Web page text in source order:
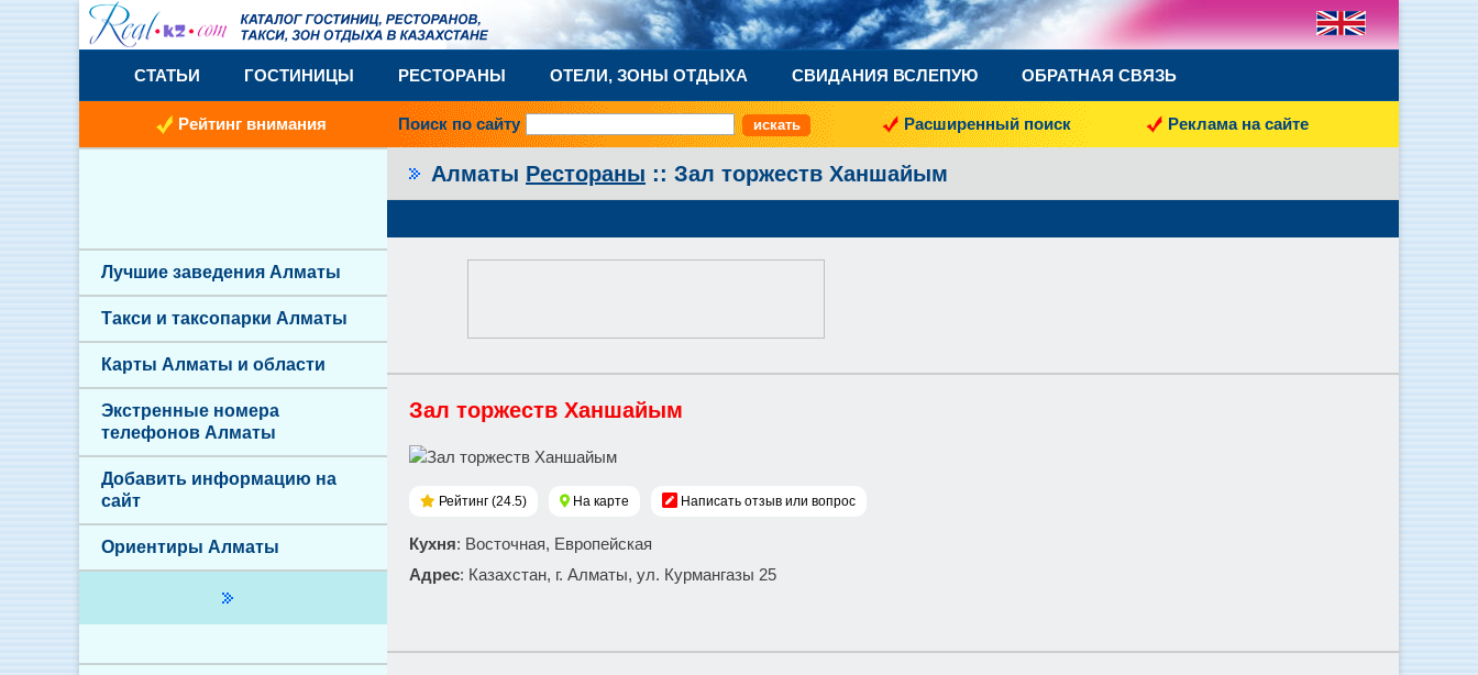
СТАТЬИ ГОСТИНИЦЫ РЕСТОРАНЫ ОТЕЛИ, ЗОНЫ ОТДЫХА СВИДАНИЯ ВСЛЕПУЮ ОБРАТНАЯ СВЯЗЬ
Рейтинг внимания Поиск по сайту Расширенный поиск Реклама на сайте
Алматы Рестораны :: Зал торжеств Ханшайым
Зал торжеств Ханшайым
Рейтинг (24.5) На карте Написать отзыв или вопрос
Кухня: Восточная, Европейская
Адрес: Казахстан, г. Алматы, ул. Курмангазы 25
Лучшие заведения Алматы
Такси и таксопарки Алматы
Карты Алматы и области
Экстренные номера
телефонов Алматы
Добавить информацию на
сайт
Ориентиры Алматы